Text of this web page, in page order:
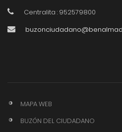
Centralita : 952579800
MAPA WEB
BUZÓN DEL CIUDADANO